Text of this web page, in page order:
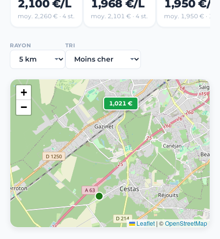
2,100 €/L
moy. 2,260 € · 4 st.
1,968 €/L
moy. 2,101 € · 4 st.
1,950 €/L
moy. 1,950 € · 1
RAYON TRI
1,021 €
+
−
Leaflet | ©OpenStreetMap